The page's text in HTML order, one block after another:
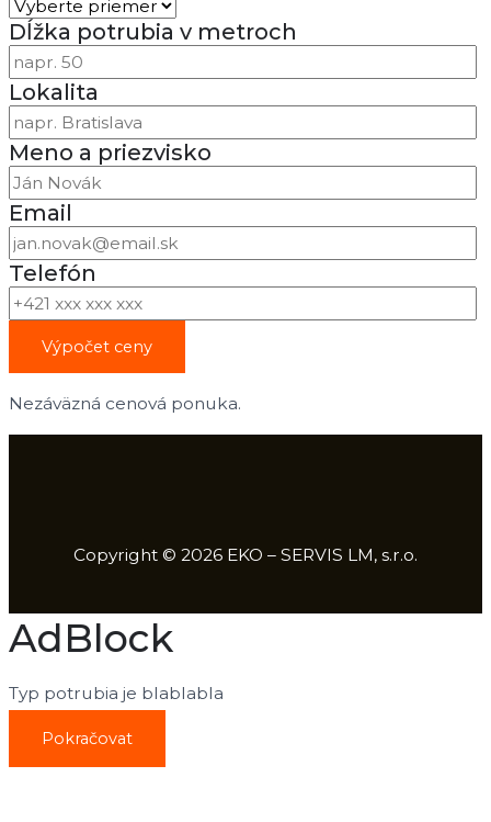
Dĺžka potrubia v metroch
Lokalita
Meno a priezvisko
Email
Telefón
Nezáväzná cenová ponuka.
Copyright © 2026 EKO – SERVIS LM, s.r.o.
AdBlock
Typ potrubia je blablabla
Pokračovat